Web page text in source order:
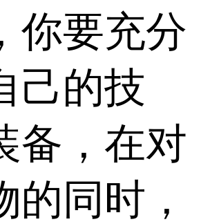
你要充分
己的技
备，在对
的同时，